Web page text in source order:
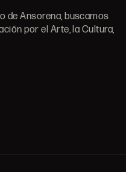
de Ansorena, buscamos
por el Arte, la Cultura,